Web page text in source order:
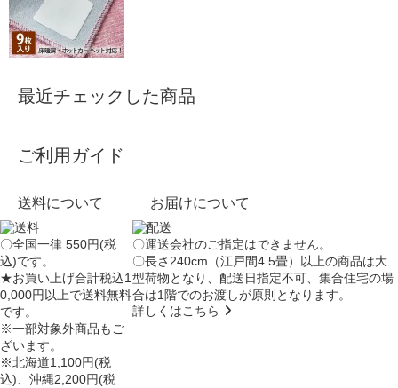
最近チェックした商品
ご利用ガイド
送料について
〇全国一律 550円(税
込)です。
★お買い上げ合計税込1
0,000円以上で送料無料
です。
※一部対象外商品もご
ざいます。
※北海道1,100円(税
込)、沖縄2,200円(税
お届けについて
〇運送会社のご指定はできません。
〇長さ240cm（江戸間4.5畳）以上の商品は大
型荷物となり、配送日指定不可、集合住宅の場
合は1階でのお渡しが原則となります。
詳しくはこちら